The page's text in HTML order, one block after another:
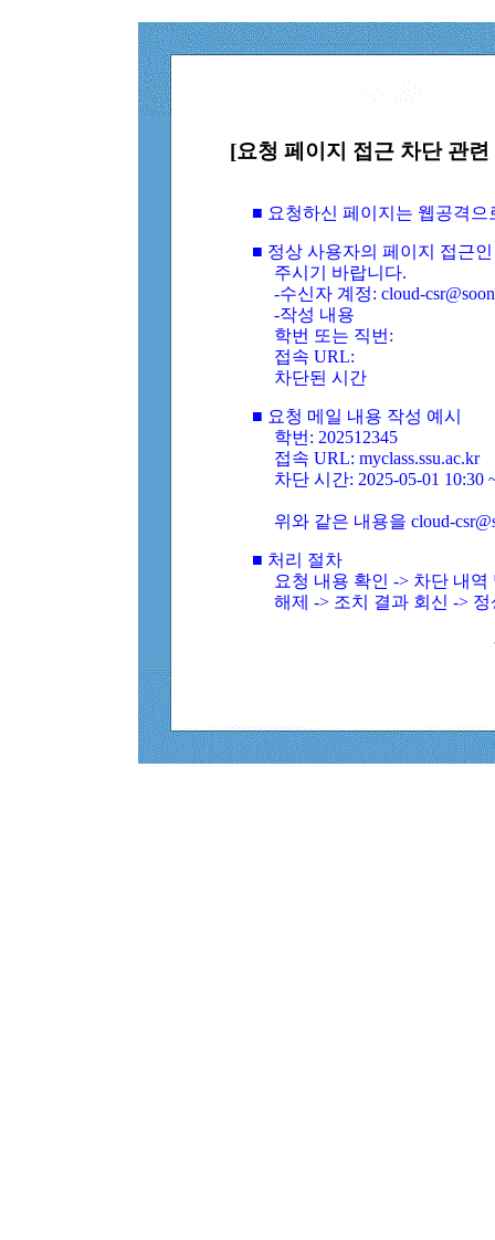
[요청 페이지 접근 차단 관
■ 요청하신 페이지는 웹공격
■ 정상 사용자의 페이지 접근
주시기 바랍니다.
-수신자 계정: cloud-
-작성 내용
학번 또는 직번:
접속 URL:
차단된 시간
■ 요청 메일 내용 작성 예시
학번: 202512345
접속 URL: myclass.ssu.ac.kr
차단 시간: 2025-05-01 10:30
위와 같은 내용을 cloud-
■ 처리 절차
요청 내용 확인 -> 차단 내
해제 -> 조치 결과 회신 ->